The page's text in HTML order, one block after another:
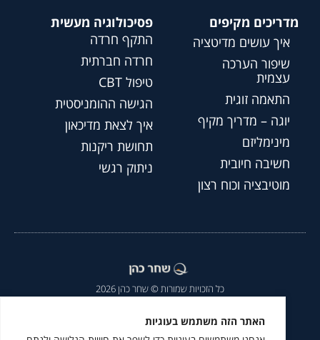
האתר הזה משתמש בעוגיות
מדריכים מקיפים
איך עושים מדיטציה
שיפור הערכה
עצמית
התאמה זוגית
יוגה – מדריך מקיף
מינימליזם
חשיבה חיובית
מוטיבציה וכוח רצון
פסיכולוגיה מעשית
התקף חרדה
חרדה חברתית
טיפול CBT
הגישה ההומניסטית
איך לצאת מדיכאון
תחושת ריקנות
ניתוק רגשי
כל הזכויות שמורות © שחר כהן 2026
הצהרת נגישות|מדיניות פרטיות